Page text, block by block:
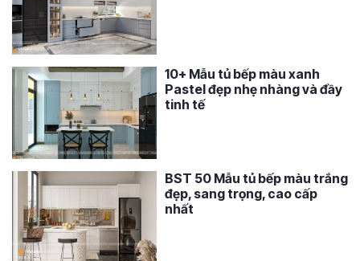
10+ Mẫu tủ bếp màu xanh
Pastel đẹp nhẹ nhàng và đầy
tinh tế
BST 50 Mẫu tủ bếp màu trắng
đẹp, sang trọng, cao cấp
nhất